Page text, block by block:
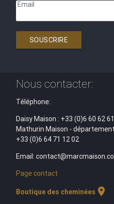
Email
SOUSCRIRE
Nous contacter:
Téléphone:
Daisy Maison : +33 (0)6 60 62
Mathurin Maison -
+33 (0)6 64 71 12 02
Email:
Page contact
Boutique des cheminées location_on